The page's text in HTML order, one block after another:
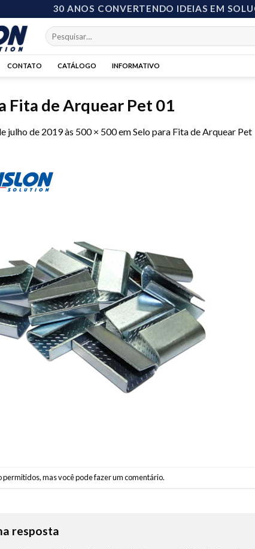
30 ANOS CONVERTENDO IDEIAS EM
Pesquisar
por:
CONTATO CATÁLOGO INFORMATIVO
Fita de Arquear Pet 01
julho de 2019às 500 × 500emSelo para Fita de Arquear Pet
permitidos, mas você podefazer um comentário.
resposta